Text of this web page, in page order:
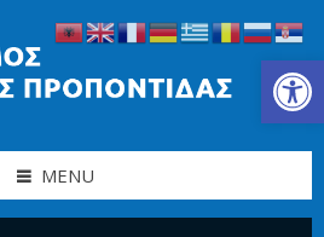
Ανοίξτε τη γραμμή εργαλείων
MENU